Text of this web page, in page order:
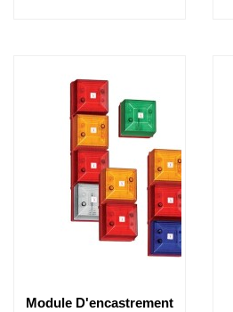
Module D'encastrement